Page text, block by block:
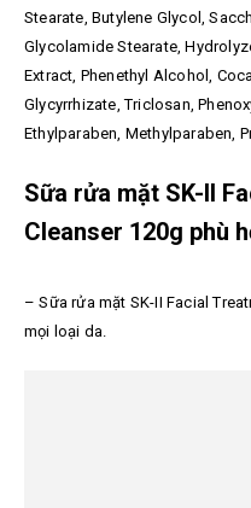
Stearate, Butylene Glycol,
Glycolamide Stearate,
Extract, Phenethyl Alcohol,
Glycyrrhizate, Triclosan,
Ethylparaben, Methylparaben,
Sữa rửa mặt SK-II
Cleanser 120g phù
–Sữa rửa mặt SK-II Facial
mọi loại da.